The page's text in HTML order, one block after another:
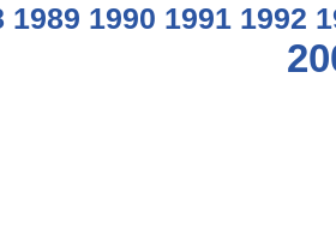
1989 1990 1991 1992